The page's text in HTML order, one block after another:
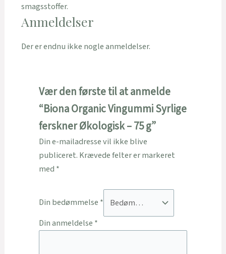
smagsstoffer.
Anmeldelser
Der er endnu ikke nogle anmeldelser.
Vær den første til at anmelde
“Biona Organic Vingummi Syrlige
ferskner Økologisk – 75 g”
Din e-mailadresse vil ikke blive
publiceret. Krævede felter er markeret
med *
Din bedømmelse *
Din anmeldelse *